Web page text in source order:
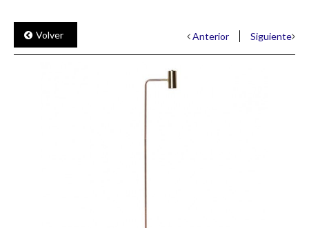
Volver Anterior Siguiente